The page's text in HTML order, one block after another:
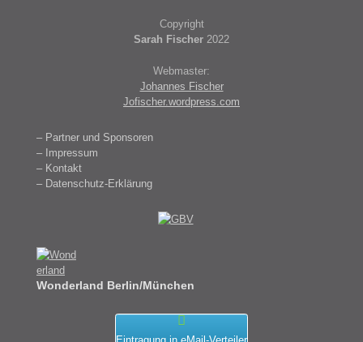
Copyright
Sarah Fischer 2022
Webmaster:
Johannes Fischer
Jofischer.wordpress.com
– Partner und Sponsoren
– Impressum
– Kontakt
– Datenschutz-Erklärung
Wonderland Berlin/München